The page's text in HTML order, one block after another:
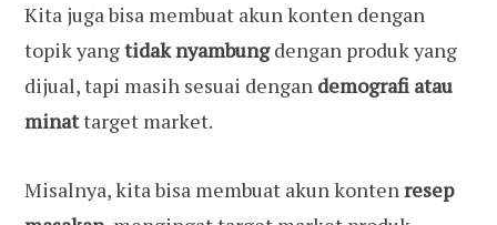
Kita juga bisa membuat akun konten dengan
topik yangtidak nyambungdengan produk yang
dijual, tapi masih sesuai dengan demografi atau
minattarget market.
Misalnya, kita bisa membuat akun kontenresep